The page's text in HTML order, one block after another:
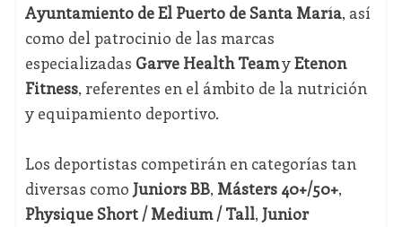
Ayuntamiento de El Puerto de Santa María, así
como del patrocinio de las marcas
especializadas Garve Health TeamyEtenon
Fitness, referentes en el ámbito de la nutrición
y equipamiento deportivo.
Los deportistas competirán en categorías tan
diversas como Juniors BB, Másters 40+/50+,
Physique Short / Medium / Tall, Junior